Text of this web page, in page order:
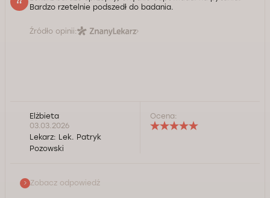
Bardzo rzetelnie podszedł do badania.
Źródło opinii:
lek. Patryk Pozowski: Dziękuję bardzo, życzę
wszystkiego dobrego :)
Elżbieta
03.03.2026
Lekarz: Lek. Patryk
Pozowski
Ocena:
Zobacz odpowiedź